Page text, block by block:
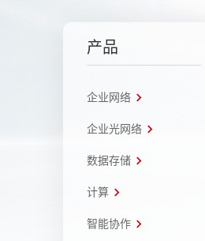
产品
企业网络
企业光网络
数据存储
计算
智能协作